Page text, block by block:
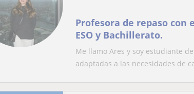
Profesora de repaso con
ESO y Bachillerato.
Me llamo Ares y soy estudiante
adaptadas a las necesidades de